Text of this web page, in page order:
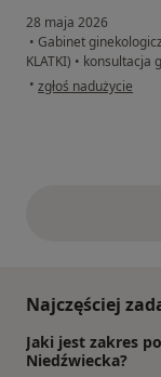
28 maja 2026
• Gabinet
KLATKI) • konsultacja
• w opinii użytkownika
zgłoś nadużycie
Najczęściej
Jaki jest zakres
Niedźwiecka?